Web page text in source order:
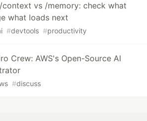
context vs /memory: check what
what loads next
#devtools #productivity
Crew: AWS's Open-Source AI
#discuss